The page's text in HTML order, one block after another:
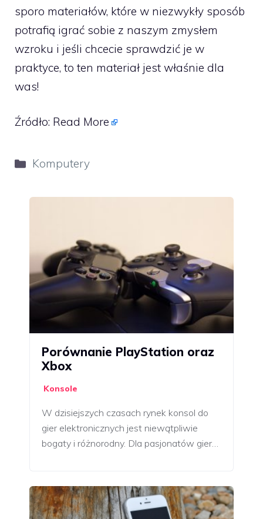
sporo materiałów, które w niezwykły sposób
potrafią igrać sobie z naszym zmysłem
wzroku i jeśli chcecie sprawdzić je w
praktyce, to ten materiał jest właśnie dla
was!
Źródło: Read More
Kategorie
Komputery
Porównanie PlayStation oraz
Xbox
Konsole
W dzisiejszych czasach rynek konsol do
gier elektronicznych jest niewątpliwie
bogaty i różnorodny. Dla pasjonatów gier…